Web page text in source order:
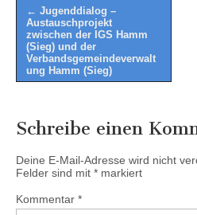
Post
navigation
← Jugenddialog –
Austauschprojekt
zwischen der IGS Hamm
(Sieg) und der
Verbandsgemeindeverwalt
ung Hamm (Sieg)
Schreibe einen
Deine E-Mail-Adresse wird nicht
Felder sind mit * markiert
Kommentar *